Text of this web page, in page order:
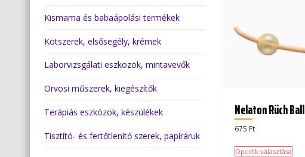
Nelaton Rüch
675 Ft
Opciók választása
Kismama és babaápolási termékek
Kötszerek, elsősegély, krémek
Laborvizsgálati eszközök, mintavevők
Orvosi műszerek, kiegészítők
Terápiás eszközök, készülékek
Tisztító- és fertőtlenítő szerek, papíráruk